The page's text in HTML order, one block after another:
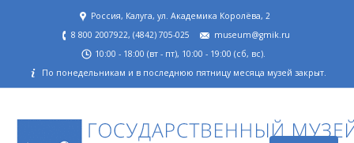
Россия, Калуга, ул. Академика Королёва, 2
8 800 2007922, (4842) 705-025
museum@gmik.ru
10:00 - 18:00 (вт - пт), 10:00 - 19:00 (сб, вс).
По понедельникам и в последнюю пятницу месяца музей закрыт.